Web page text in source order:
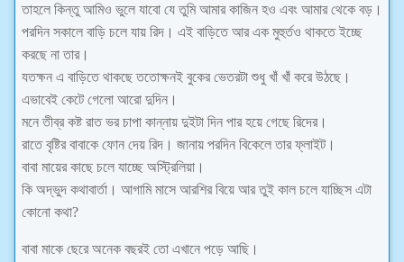
তাহলে কিন্তু আমিও ভুলে যাবো যে তুমি আমার কাজিন হও এবং আমার থেকে বড়।
পরদিন সকালে বাড়ি চলে যায় রিদ। এই বাড়িতে আর এক মুহুর্তও থাকতে ইচ্ছে
করছে না তার।
যতক্ষন এ বাড়িতে থাকছে ততোক্ষনই বুকের ভেতরটা শুধু খাঁ খাঁ করে উঠছে।
এভাবেই কেটে গেলো আরো দুদিন।
মনে তীব্র কষ্ট রাত ভর চাপা কান্নায় দুইটা দিন পার হয়ে গেছে রিদের।
রাতে বৃষ্টির বাবাকে ফোন দেয় রিদ। জানায় পরদিন বিকেলে তার ফ্লাইট।
বাবা মায়ের কাছে চলে যাচ্ছে অস্ট্রিলিয়া।
কি অদ্ভুদ কথাবার্তা। আগামি মাসে আরশির বিয়ে আর তুই কাল চলে যাচ্ছিস এটা
কোনো কথা?
বাবা মাকে ছেরে অনেক বছরই তো এখানে পড়ে আছি।